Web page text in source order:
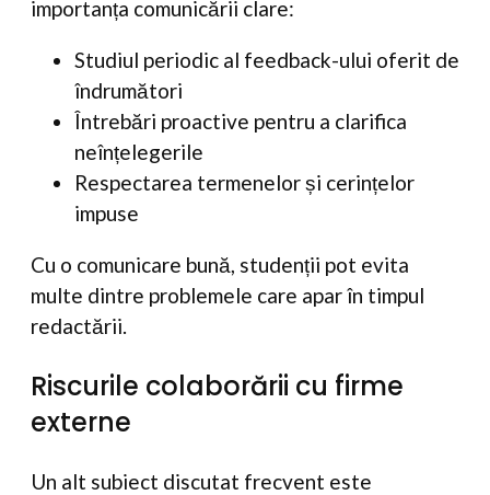
importanța comunicării clare:
Studiul periodic al feedback-ului oferit de
îndrumători
Întrebări proactive pentru a clarifica
neînțelegerile
Respectarea termenelor și cerințelor
impuse
Cu o comunicare bună, studenții pot evita
multe dintre problemele care apar în timpul
redactării.
Riscurile colaborării cu firme
externe
Un alt subiect discutat frecvent este